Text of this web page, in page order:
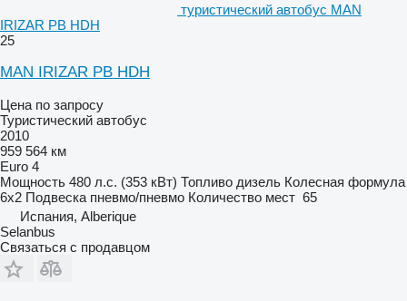
туристический автобус MAN
IRIZAR PB HDH
25
MAN IRIZAR PB HDH
Цена по запросу
Туристический автобус
2010
959 564 км
Euro 4
Мощность 480 л.с. (353 кВт) Топливо дизель Колесная формула
6x2 Подвеска пневмо/пневмо Количество мест 65
Испания, Alberique
Selanbus
Связаться с продавцом